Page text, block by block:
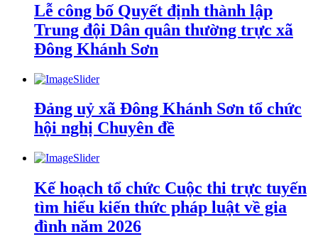
Lễ công bố Quyết định thành lập
Trung đội Dân quân thường trực xã
Đông Khánh Sơn
Đảng uỷ xã Đông Khánh Sơn tổ chức
hội nghị Chuyên đề
Kế hoạch tổ chức Cuộc thi trực tuyến
tìm hiểu kiến thức pháp luật về gia
đình năm 2026